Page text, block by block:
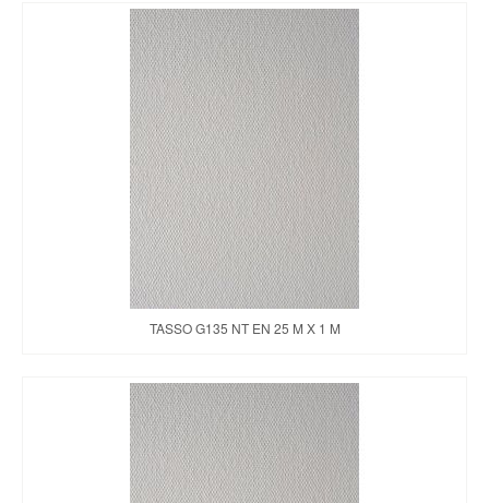
TASSO G135 NT EN 25 M X 1 M